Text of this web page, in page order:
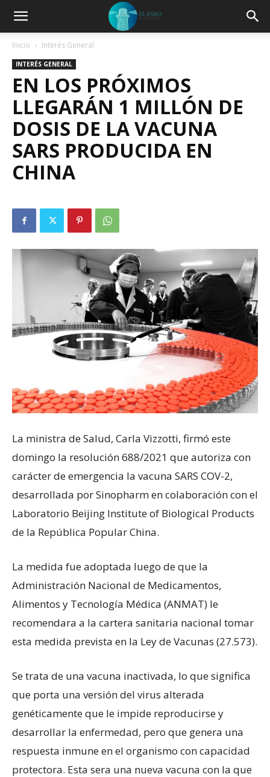
Inicio Interés General
INTERÉS GENERAL
EN LOS PRÓXIMOS
LLEGARÁN 1 MILLÓN DE
DOSIS DE LA VACUNA
SARS PRODUCIDA EN
CHINA
La ministra de Salud, Carla Vizzotti, firmó este
domingo la resolución 688/2021 que autoriza con
carácter de emergencia la vacuna SARS COV-2,
desarrollada por Sinopharm en colaboración con el
Laboratorio Beijing Institute of Biological Products
de la República Popular China.
La medida fue adoptada luego de que la
Administración Nacional de Medicamentos,
Alimentos y Tecnología Médica (ANMAT) le
recomendara a la cartera sanitaria nacional tomar
esta medida prevista en la Ley de Vacunas (27.573).
Se trata de una vacuna inactivada, lo que significa
que porta una versión del virus alterada
genéticamente que le impide reproducirse y
desarrollar la enfermedad, pero que genera una
respuesta inmune en el organismo con capacidad
protectora. Esta sera una nueva vacuna con la que